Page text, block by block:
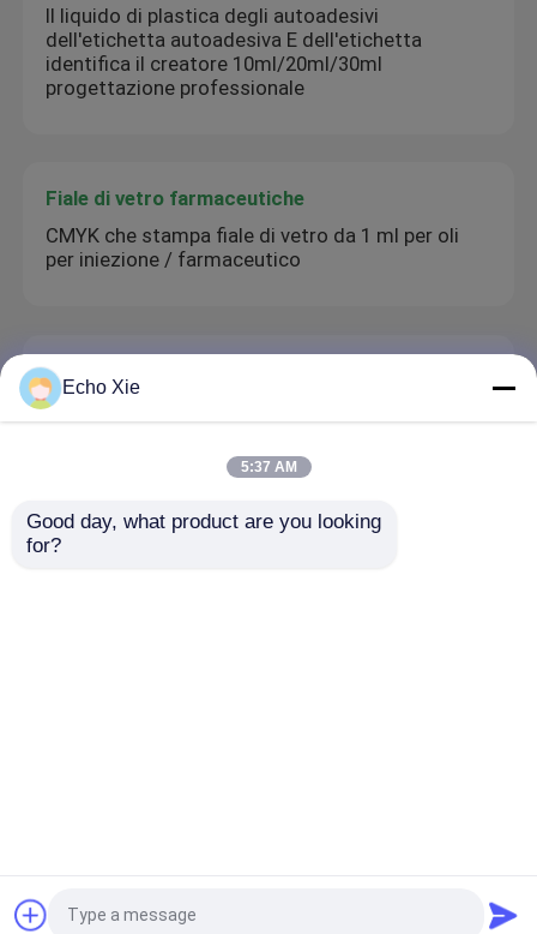
Il liquido di plastica degli autoadesivi
dell'etichetta autoadesiva E dell'etichetta
identifica il creatore 10ml/20ml/30ml
progettazione professionale
Fiale di vetro farmaceutiche
CMYK che stampa fiale di vetro da 1 ml per oli
per iniezione / farmaceutico
etichetta della bottiglia di pillola
Stampa delle etichette del peptide delle bottiglie
cinese.Copyright © 2026 HONGKONG A-SOURCE
Echo Xie
5:37 AM
Good day, what product are you looking
for?